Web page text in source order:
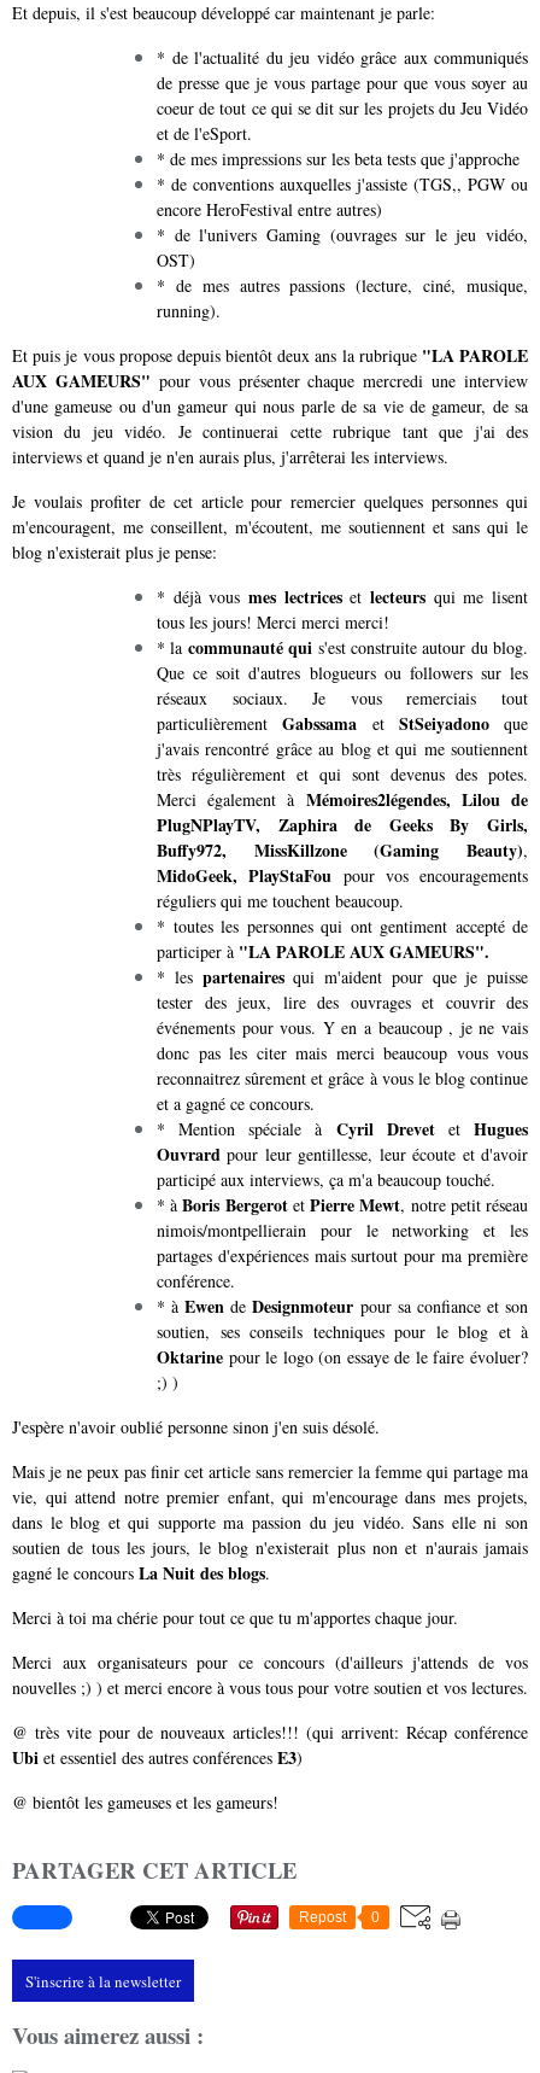
Et depuis, il s'est beaucoup développé car maintenant je parle:
* de l'actualité du jeu vidéo grâce aux communiqués
de presse que je vous partage pour que vous soyer au
coeur de tout ce qui se dit sur les projets du Jeu Vidéo
et de l'eSport.
* de mes impressions sur les beta tests que j'approche
* de conventions auxquelles j'assiste (TGS,, PGW ou
encore HeroFestival entre autres)
* de l'univers Gaming (ouvrages sur le jeu vidéo,
OST)
* de mes autres passions (lecture, ciné, musique,
running).
Et puis je vous propose depuis bientôt deux ans la rubrique "LA PAROLE
AUX GAMEURS" pour vous présenter chaque mercredi une interview
d'une gameuse ou d'un gameur qui nous parle de sa vie de gameur, de sa
vision du jeu vidéo. Je continuerai cette rubrique tant que j'ai des
interviews et quand je n'en aurais plus, j'arrêterai les interviews.
Je voulais profiter de cet article pour remercier quelques personnes qui
m'encouragent, me conseillent, m'écoutent, me soutiennent et sans qui le
blog n'existerait plus je pense:
* déjà vous mes lectricesetlecteurs qui me lisent
tous les jours! Merci merci merci!
* la communauté qui s'est construite autour du blog.
Que ce soit d'autres blogueurs ou followers sur les
réseaux sociaux. Je vous remerciais tout
particulièrementGabssama et StSeiyadonoque
j'avais rencontré grâce au blog et qui me soutiennent
très régulièrement et qui sont devenus des potes.
Merci également à Mémoires2légendes, Lilou de
PlugNPlayTV, Zaphira de Geeks By Girls,
Buffy972, MissKillzone (Gaming Beauty),
MidoGeek, PlayStaFou pour vos encouragements
réguliers qui me touchent beaucoup.
* toutes les personnes qui ont gentiment accepté de
participer à "LA PAROLE AUX GAMEURS".
* les partenairesqui m'aident pour que je puisse
tester des jeux, lire des ouvrages et couvrir des
événements pour vous. Y en a beaucoup , je ne vais
donc pas les citer mais merci beaucoup vous vous
reconnaitrez sûrement et grâce à vous le blog continue
et a gagné ce concours.
* Mention spéciale à Cyril DrevetetHugues
Ouvrard pour leur gentillesse, leur écoute et d'avoir
participé aux interviews, ça m'a beaucoup touché.
* àBoris BergerotetPierre Mewt, notre petit réseau
nimois/montpellierain pour le networking et les
partages d'expériences mais surtout pour ma première
conférence.
* àEwen deDesignmoteur pour sa confiance et son
soutien, ses conseils techniques pour le blog et à
Oktarine pour le logo (on essaye de le faire évoluer?
;) )
J'espère n'avoir oublié personne sinon j'en suis désolé.
Mais je ne peux pas finir cet article sans remercier la femme qui partage ma
vie, qui attend notre premier enfant, qui m'encourage dans mes projets,
dans le blog et qui supporte ma passion du jeu vidéo. Sans elle ni son
soutien de tous les jours, le blog n'existerait plus non et n'aurais jamais
gagné le concours La Nuit des blogs.
Merci à toi ma chérie pour tout ce que tu m'apportes chaque jour.
Merci aux organisateurs pour ce concours (d'ailleurs j'attends de vos
nouvelles ;) ) et merci encore à vous tous pour votre soutien et vos lectures.
@ très vite pour de nouveaux articles!!! (qui arrivent: Récap conférence
Ubi et essentiel des autres conférences E3)
@ bientôt les gameuses et les gameurs!
PARTAGER CET ARTICLE
Repost 0
S'inscrire à la newsletter
Vous aimerez aussi :